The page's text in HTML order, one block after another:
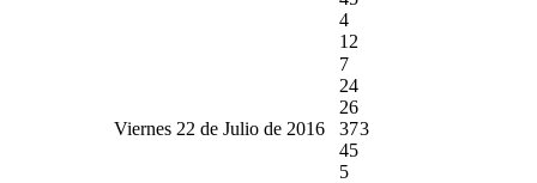
4
12
Viernes 22 de Julio de 2016
7
24
26
37
45
5
3